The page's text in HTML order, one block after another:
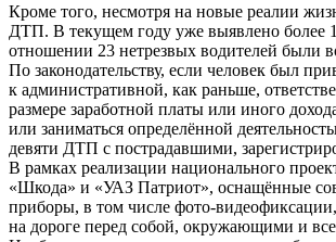
Кроме того, несмотря на новые реалии
ДТП. В текущем году уже выявлено более
отношении 23 нетрезвых водителей были
По законодательству, если человек был
к административной, как раньше,
размере заработной платы или иного
или заниматься определённой
девяти ДТП с пострадавшими,
В рамках реализации национального
«Шкода» и «УАЗ Патриот», оснащённые
приборы, в том числе фото-
на дороге перед собой, окружающими и